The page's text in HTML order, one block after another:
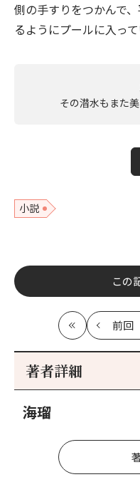
側の手すりをつかんで
るようにプールに入って
その潜水もまた
小説
この
最
初
前回
著者詳細
海瑠